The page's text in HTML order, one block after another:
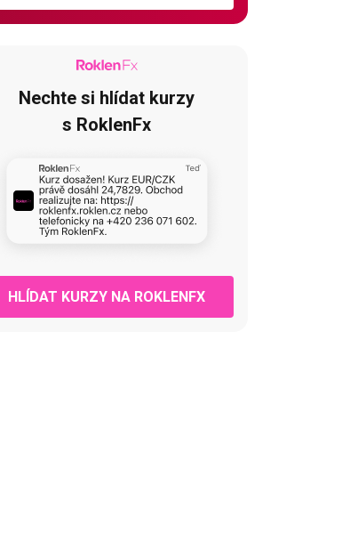
Nechte si hlídat kurzy
s RoklenFx
HLÍDAT KURZY NA ROKLENFX